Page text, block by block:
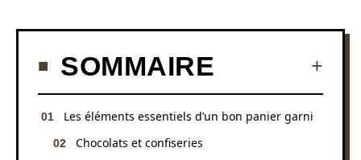
SOMMAIRE
Les éléments essentiels d’un bon panier garni
Chocolats et confiseries